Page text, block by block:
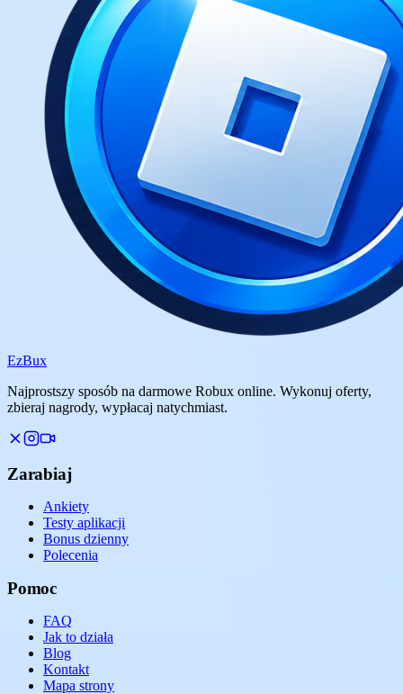
EzBux
Najprostszy sposób na darmowe Robux online. Wykonuj oferty,
zbieraj nagrody, wypłacaj natychmiast.
Zarabiaj
Ankiety
Testy aplikacji
Bonus dzienny
Polecenia
Pomoc
FAQ
Jak to działa
Blog
Kontakt
Mapa strony